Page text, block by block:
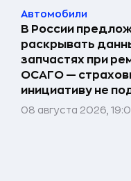
Автомобили
В России
раскрывать
запчастях при
ОСАГО —
инициативу не
08 августа 2026,